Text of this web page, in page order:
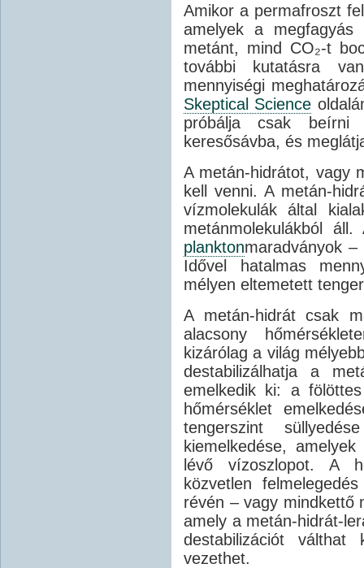
Amikor a permafroszt
amelyek a megfagyás
metánt, mind CO₂-t
további kutatásra
mennyiségi
Skeptical Science
próbálja csak
keresősávba, és
A metán-hidrátot, vagy
kell venni. A metán-
vízmolekulák által
metánmolekulákból
planktonmaradványok
Idővel hatalmas
mélyen eltemetett
A metán-hidrát csak
alacsony
kizárólag a világ
destabilizálhatja a
emelkedik ki: a
hőmérséklet
tengerszint
kiemelkedése,
lévő vízoszlopot. A
közvetlen
révén – vagy mindkettő
amely a metán-hidrát-
destabilizációt válthat
vezethet.